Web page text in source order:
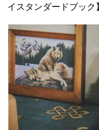
イスタンダードブック】